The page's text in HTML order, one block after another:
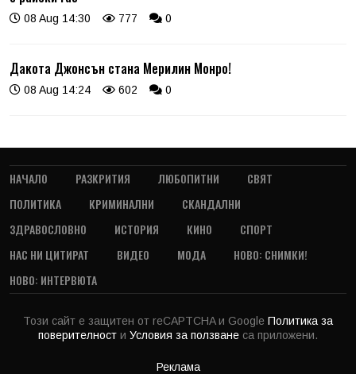
08 Aug 14:30 777 0
Дакота Джонсън стана Мерилин Монро!
08 Aug 14:24 602 0
НАЧАЛО РАЗКРИТИЯ ЛЮБОПИТНИ
СВЯТ
ПОЛИТИКА
КРИМИНАЛНИ
СКАНДАЛНИ
ЗДРАВОСЛОВНО
ИСТОРИЯ КИНО
СПОРТ
НАС НИ ЦИТИРАТ
ВИДЕО МОДА
НОВО: СНИМКИ!
НОВО: ИНТЕРВЮТА
Този сайт е защитен от reCAPTCHA и Google Политика за
поверителност и Условия за ползване са приложени.
Реклама